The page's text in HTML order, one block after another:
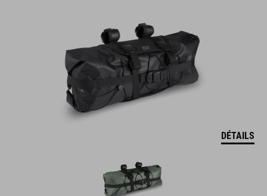
DÉTAILS